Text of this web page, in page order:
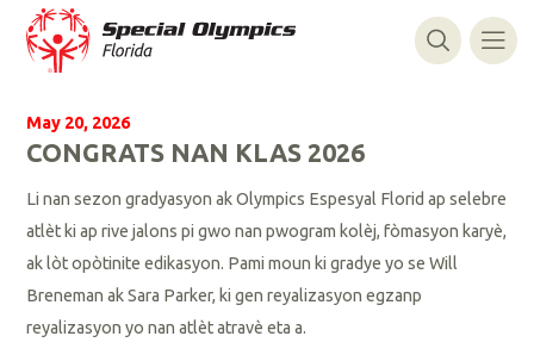
May 20, 2026
CONGRATS NAN KLAS 2026
Li nan sezon gradyasyon ak Olympics Espesyal Florid ap selebre
atlèt ki ap rive jalons pi gwo nan pwogram kolèj, fòmasyon karyè,
ak lòt opòtinite edikasyon. Pami moun ki gradye yo se Will
Breneman ak Sara Parker, ki gen reyalizasyon egzanp
reyalizasyon yo nan atlèt atravè eta a.